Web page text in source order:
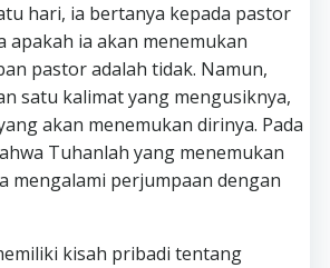
hari, ia bertanya kepada pastor
apakah ia akan menemukan
pastor adalah tidak. Namun,
satu kalimat yang mengusiknya,
akan menemukan dirinya. Pada
Tuhanlah yang menemukan
mengalami perjumpaan dengan
kisah pribadi tentang